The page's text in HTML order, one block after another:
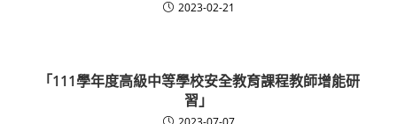
2023-02-21
「111學年度高級中等學校安全教育課程教師增能研
習」